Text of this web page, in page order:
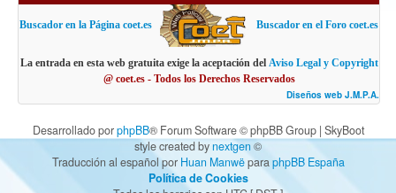
Buscador en la Página coet.es Buscador en el Foro coet.es
La entrada en esta web gratuita exige la aceptación del Aviso Legal y Copyright
@ coet.es - Todos los Derechos Reservados
Diseños web J.M.P.A.
Desarrollado porphpBB® Forum Software © phpBB Group | SkyBoot
style created bynextgen ©
Traducción al español por Huan ManwëparaphpBB España
Política de Cookies